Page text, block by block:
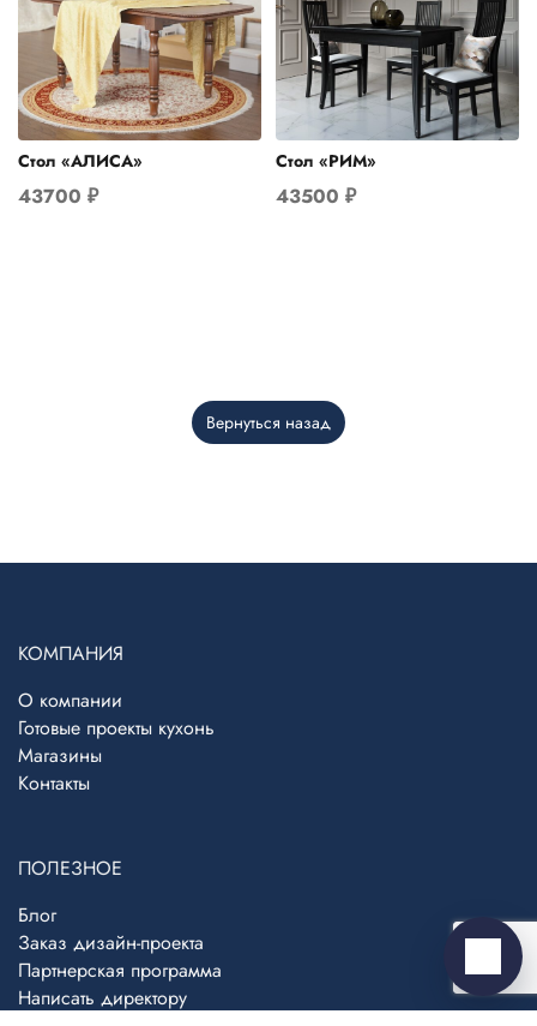
Стол «АЛИСА»
43700 ₽
Стол «РИМ»
43500 ₽
Вернуться назад
КОМПАНИЯ
О компании
Готовые проекты кухонь
Магазины
Контакты
ПОЛЕЗНОЕ
Блог
Заказ дизайн-проекта
Партнерская программа
Написать директору